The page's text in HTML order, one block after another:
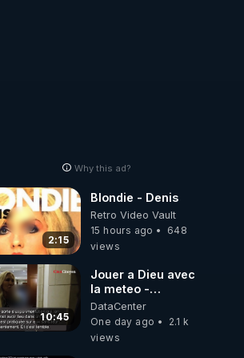
Why this ad?
2:15
Blondie - Denis
Retro Video Vault
15 hours ago
648
views
10:45
Jouer a Dieu avec
la meteo -
Citoicitoyen
DataCenter
One day ago
2.1 k
views